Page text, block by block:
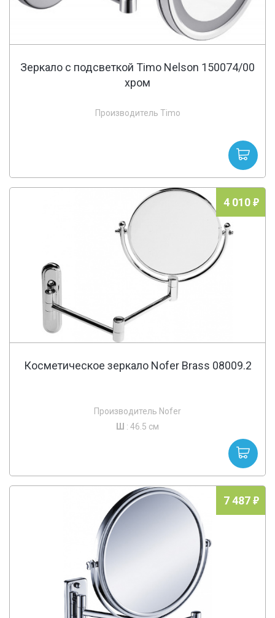
Зеркало с подсветкой Timo Nelson 150074/00
хром
Производитель Timo
4 010
Косметическое зеркало Nofer Brass 08009.2
Производитель Nofer
Ш : 46.5 см
7 487